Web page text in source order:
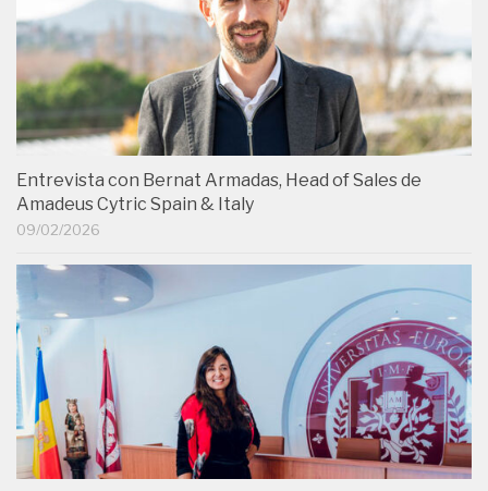
Entrevista con Bernat Armadas, Head of Sales de
Amadeus Cytric Spain & Italy
09/02/2026